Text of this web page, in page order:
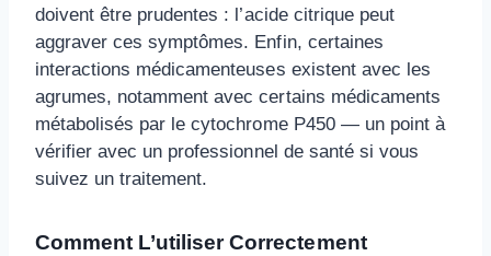
doivent être prudentes : l’acide citrique peut
aggraver ces symptômes. Enfin, certaines
interactions médicamenteuses existent avec les
agrumes, notamment avec certains médicaments
métabolisés par le cytochrome P450 — un point à
vérifier avec un professionnel de santé si vous
suivez un traitement.
Comment L’utiliser Correctement